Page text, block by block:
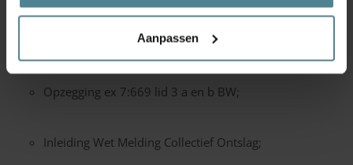
Aanpassen
Billijke vergoeding;
Opzegging ex 7:669 lid 3 a en b BW;
Inleiding Wet Melding Collectief Ontslag;